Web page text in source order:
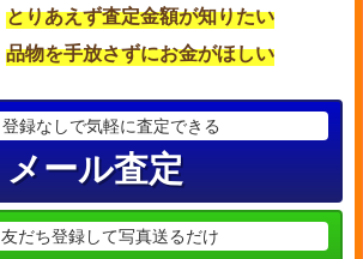
40代 女性 / バック 時計など数点
とりあえず査定金額が知りたい
品物を手放さずにお金がほしい
登録なしで気軽に査定できる
メール査定
友だち登録して写真送るだけ